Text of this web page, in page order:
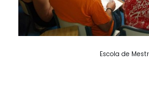
Escola de